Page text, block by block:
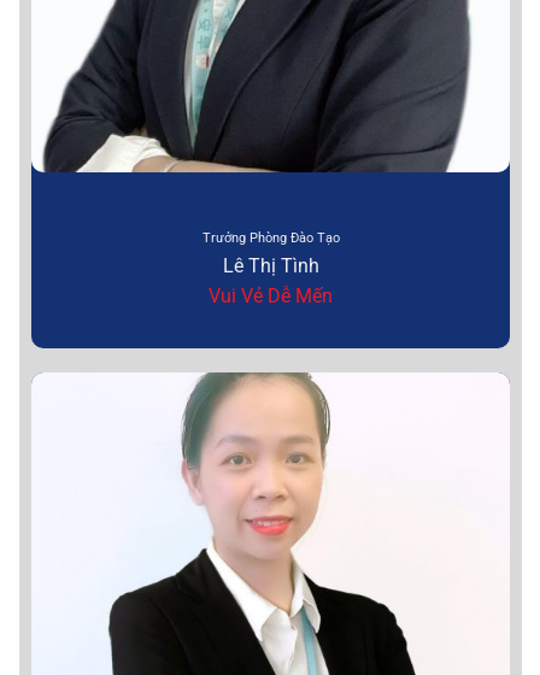
Trưởng Phòng Đào Tạo
Lê Thị Tình
Vui Vẻ Dễ Mến